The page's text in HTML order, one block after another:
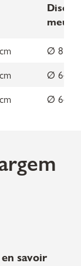
Ø 83
Ø 64
Ø 64
savoir